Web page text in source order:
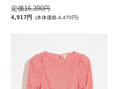
定価16,390円
4,917円 (本体価格:4,470円)